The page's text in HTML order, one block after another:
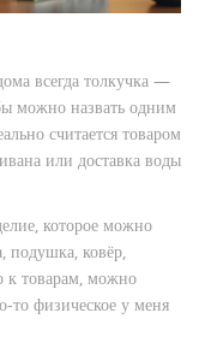
всегда толкучка —
можно назвать одним
считается товаром
или доставка воды
которое можно
подушка, ковёр,
к товарам, можно
то физическое у меня